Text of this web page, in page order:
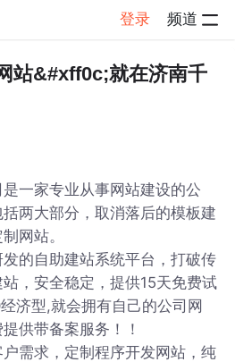
登录 频道
情
站&#xff0c;就在济南千
一家专业从事网站建设的公
两大部分，取消落后的模板建
网站。
的自助建站系统平台，打破传
，安全稳定，提供15天免费试
济型,就会拥有自己的公司网
供带备案服务！！
需求，定制程序开发网站，纯